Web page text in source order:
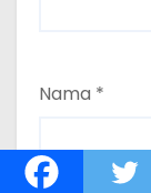
Nama *